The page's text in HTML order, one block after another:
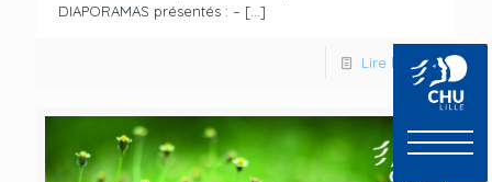
DIAPORAMAS présentés : – […]
Lire la suite